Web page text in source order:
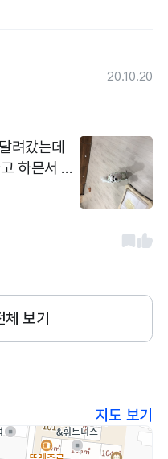
20.10.20
려갔는데
하믄서 괜
달라고 하
.모습을.
청 맘이 놓
체 보기
지도 보기